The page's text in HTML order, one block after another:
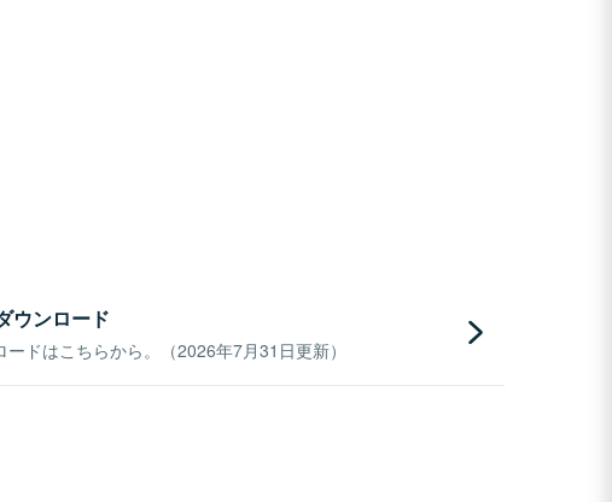
ウンロード
ドはこちらから。（2026年7月31日更新）